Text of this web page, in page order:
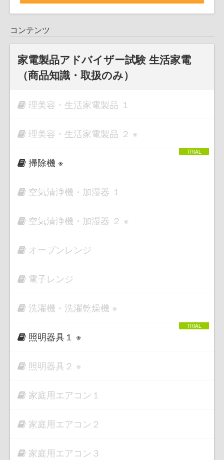
コンテンツ
家電製品アドバイザー試験 生活家電
（商品知識・取扱のみ）
理美容・生活家電製品 １
理美容・生活家電製品 ２ ※
掃除機 ※
空気清浄機・加湿器 １
空気清浄機・加湿器 ２ ※
オーブンレンジ
電子レンジ
洗濯機・洗濯乾燥機 ※
照明器具１ ※
照明器具２ ※
家庭用エアコン１
家庭用エアコン２
家庭用エアコン３